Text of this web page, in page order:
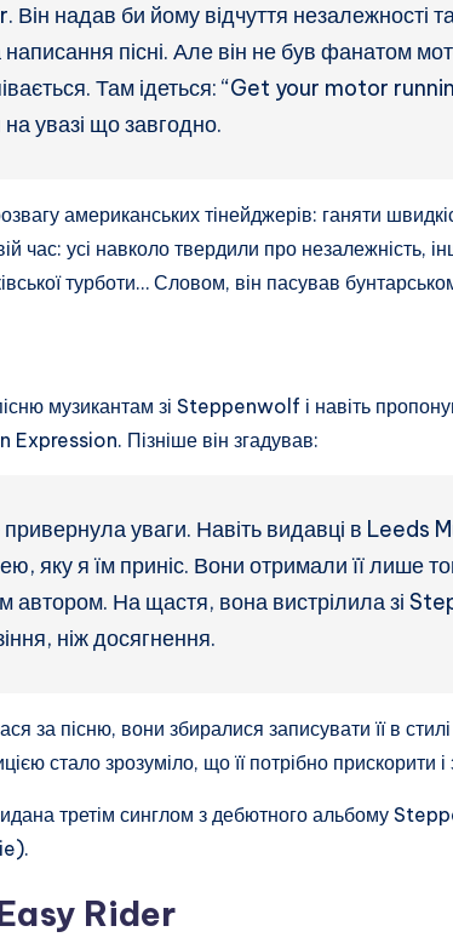
надав би йому відчуття незалежності
пісні. Але він не був фанатом
Там ідеться: “Get your motor
увазі що завгодно.
американських тінейджерів: ганяти
час: усі навколо твердили про незалежність,
турботи… Словом, він пасував
музикантам зі Steppenwolf і навіть
Пізніше він згадував:
уваги. Навіть видавці в Leeds
яку я їм приніс. Вони отримали її лише
автором. На щастя, вона вистрілила зі
ніж досягнення.
за пісню, вони збиралися записувати її в
стало зрозуміло, що її потрібно прискорити
третім синглом з дебютного альбому
Rider